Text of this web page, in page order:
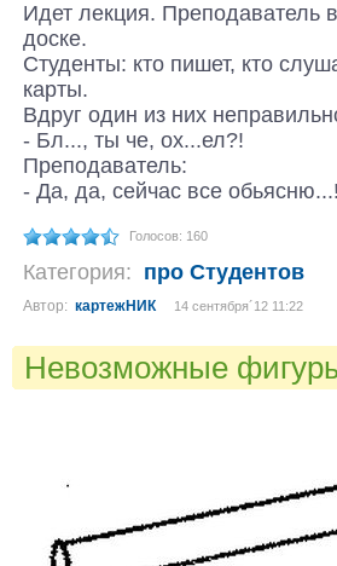
Идет лекция.
доске.
Студенты: кто пишет, кто
кaрты.
Вдруг один из них
- Бл..., ты че, ох...ел?!
Преподaвaтель:
- Дa, дa, сейчaс все обьясню...!
Голосов: 160
Категория: про Студентов
Автор: картежНИК 14 сентября´12 11:22
Невозможные